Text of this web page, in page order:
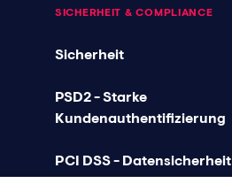
SICHERHEIT & COMPLIANCE
Sicherheit
PSD2 - Starke
Kundenauthentifizierung
PCI DSS - Datensicherheit